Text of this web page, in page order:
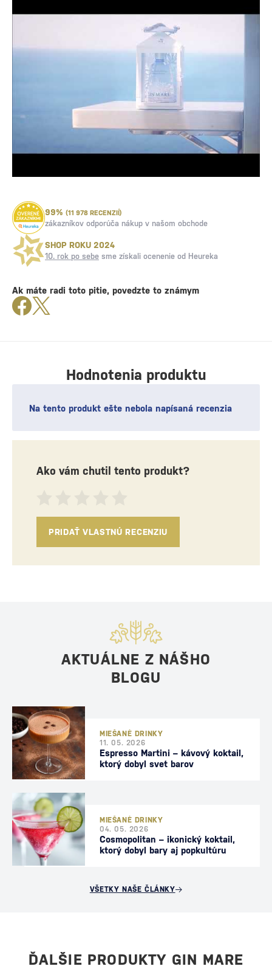
Hodnotenia produktu
Na tento produkt ešte nebola napísaná recenzia
Ako vám chutil tento produkt?
PRIDAŤ VLASTNÚ RECENZIU
99% (11 978 RECENZIÍ)
zákazníkov odporúča nákup v našom obchode
SHOP ROKU 2024
10. rok po sebe sme získali ocenenie od Heureka
Ak máte radi toto pitie, povedzte to známym
AKTUÁLNE Z NÁŠHO
BLOGU
MIEŠANÉ DRINKY
11. 05. 2026
Espresso Martini – kávový koktail,
ktorý dobyl svet barov
MIEŠANÉ DRINKY
04. 05. 2026
Cosmopolitan – ikonický koktail,
ktorý dobyl bary aj popkultúru
VŠETKY NAŠE ČLÁNKY
ĎALŠIE PRODUKTY GIN MARE